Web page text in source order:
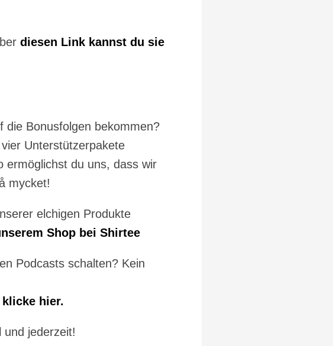
diesen Link kannst du sie
die Bonusfolgen bekommen?
Unterstützerpakete
ermöglichst du uns, dass wir
mycket!
elchigen Produkte
Shop bei Shirtee
Podcasts schalten? Kein
klicke hier.
und jederzeit!